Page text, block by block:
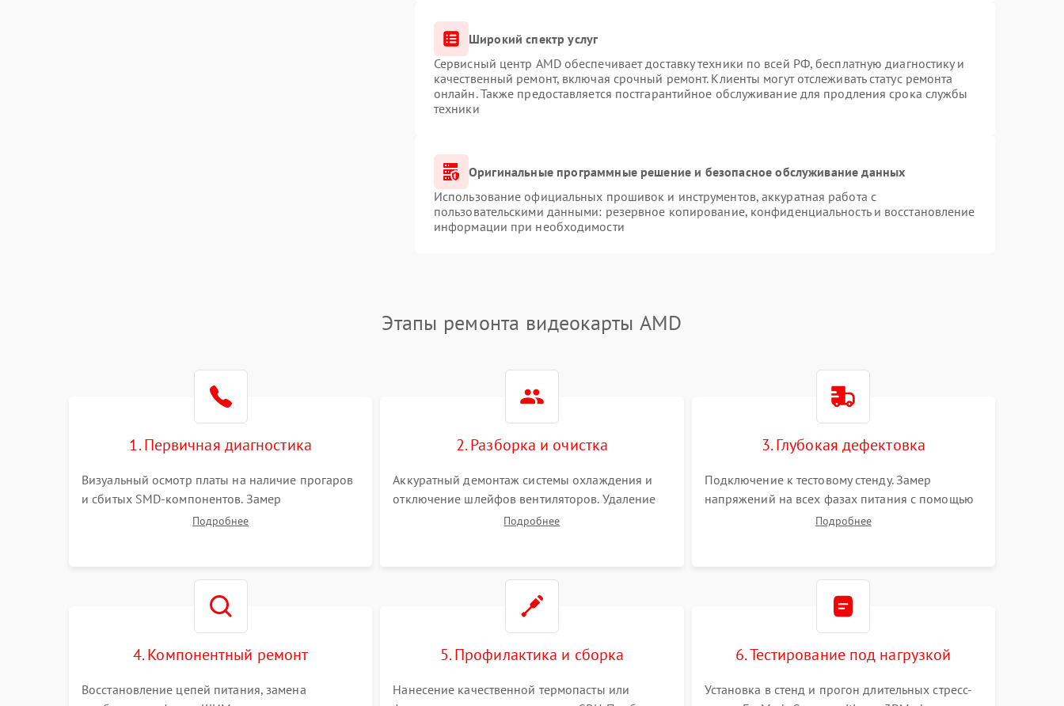
Широкий спектр услуг
Сервисный центр AMD обеспечивает доставку техники по всей РФ, бесплатную диагностику и
качественный ремонт, включая срочный ремонт. Клиенты могут отслеживать статус ремонта
онлайн. Также предоставляется постгарантийное обслуживание для продления срока службы
техники
Оригинальные программные решение и безопасное обслуживание данных
Использование официальных прошивок и инструментов, аккуратная работа с
пользовательскими данными: резервное копирование, конфиденциальность и восстановление
информации при необходимости
Этапы ремонта видеокарты AMD
1. Первичная диагностика
Визуальный осмотр платы на наличие прогаров
и сбитых SMD-компонентов. Замер
сопротивлений на линиях питания PCI-E и
Подробнее
2. Разборка и очистка
Аккуратный демонтаж системы охлаждения и
отключение шлейфов вентиляторов. Удаление
старой термопасты с кристалла графического
Подробнее
3. Глубокая дефектовка
Подключение к тестовому стенду. Замер
напряжений на всех фазах питания с помощью
осциллографа. Проверка инициализации.
Подробнее
4. Компонентный ремонт
Восстановление цепей питания, замена
5. Профилактика и сборка
Нанесение качественной термопасты или
6. Тестирование под нагрузкой
Установка в стенд и прогон длительных стресс-